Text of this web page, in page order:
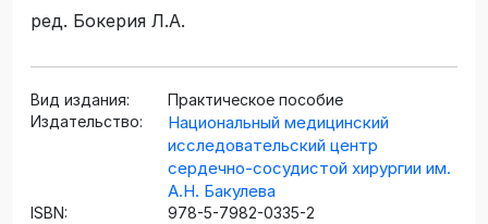
Горбачевский С.В., Дидык В.П., Зеленикин
И.В., Крупянко С.М., Купряшов А.А., Метлин
С.Н., Мисюра Н.И., Подзолков В.П.,
Ревишвили А.Ш., Сабиров Б.Н., Туманян М.Р.,
Шаталов К.В., Шмальц А.А., Юрлов И.А.
ред. Бокерия Л.А.
Вид издания:
Практическое пособие
Издательство:
Национальный медицинский
исследовательский центр
сердечно-сосудистой хирургии им.
А.Н. Бакулева
ISBN:
978-5-7982-0335-2